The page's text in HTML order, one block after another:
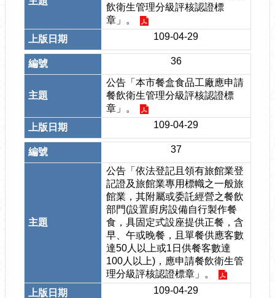
飲衛生管理分級評核認證標
章」。
109-04-29
36
公告「本市餐盒食品工廠應申請
餐飲衛生管理分級評核認證標
章」。
109-04-29
37
公告「依法登記且領有旅館業登
記證及旅館業專用標幟之一般旅
館業，其附屬或委託經營之餐飲
部門(設置廚房設備自行製作餐
食，具固定式設座提供正餐，含
早、午或晚餐，且單餐供應客數
達50人以上或1日供餐客數達
100人以上)，應申請餐飲衛生管
理分級評核認證標章」。
109-04-29